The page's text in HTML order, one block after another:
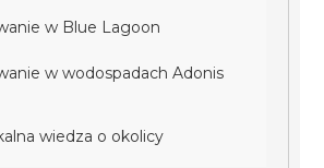
w Blue Lagoon
w wodospadach Adonis
wiedza o okolicy